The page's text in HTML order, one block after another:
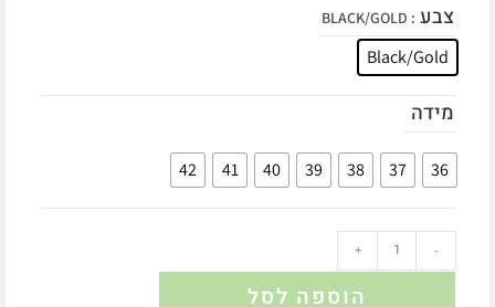
צבע : BLACK/GOLD
Black/Gold
מידה
36
37
38
39
40
41
42
-
+
הוספה לסל